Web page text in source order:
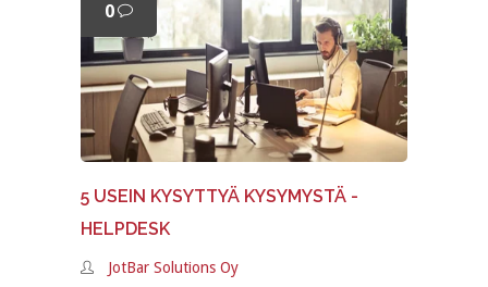
0
5 USEIN KYSYTTYÄ KYSYMYSTÄ -
HELPDESK
JotBar Solutions Oy